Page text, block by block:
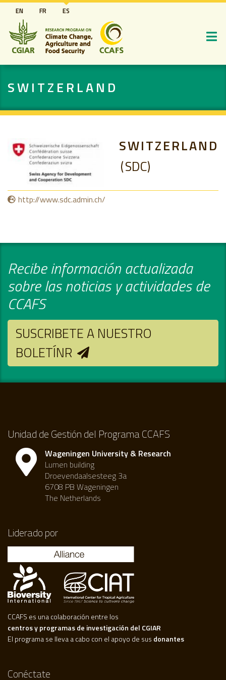
Pasar
al
contenido
principal
EN FR ES
SWITZERLAND
SWITZERLAND
SDC
http://www.sdc.admin.ch/
Recibe información actualizada
sobre las noticias y actividades de
CCAFS
SUSCRIBETE A NUESTRO
BOLETÍNR
Unidad de Gestión del Programa CCAFS
Wageningen University & Research
Lumen building
Droevendaalsesteeg 3a
6708 PB Wageningen
The Netherlands
Liderado por
CCAFS es una colaboración entre los
centros y programas de investigación del CGIAR
El programa se lleva a cabo con el apoyo de sus donantes
Conéctate